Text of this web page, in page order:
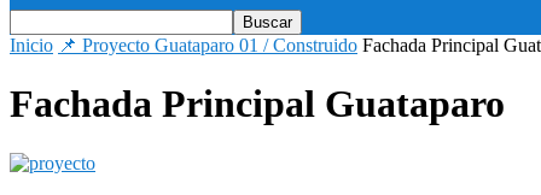
Inicio 📌 Proyecto Guataparo 01 / Construido Fachada Principal
Fachada Principal Guataparo